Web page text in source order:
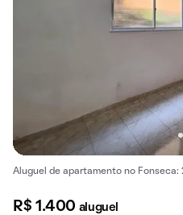
Aluguel de apartamento no Fonseca:
R$ 1.400 aluguel